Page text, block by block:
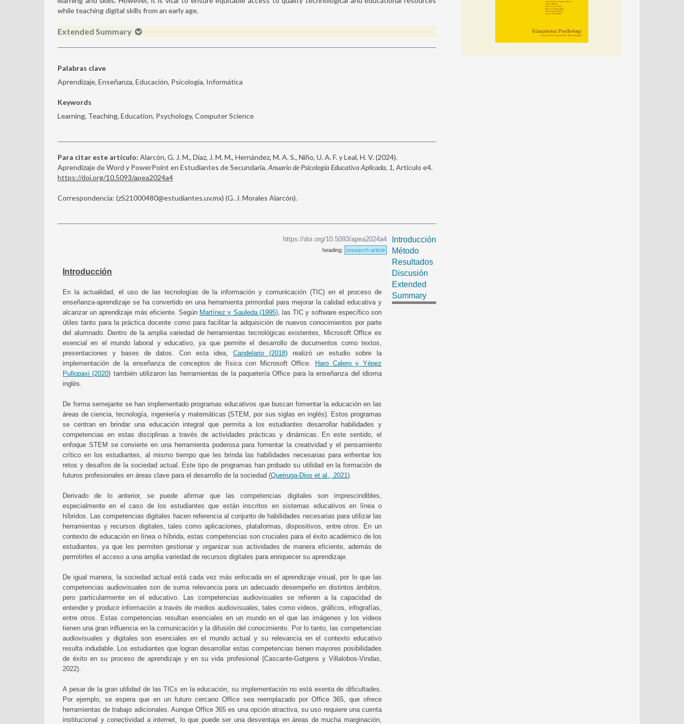
while teaching digital skills from an early age.
Extended Summary
Palabras clave
Aprendizaje, Enseñanza, Educación, Psicología, Informática
Keywords
Learning, Teaching, Education, Psychology, Computer Science
Para citar este artículo: Alarcón, G. J. M., Díaz, J. M. M., Hernández, M. A. S., Niño, U. A. F. y Leal, H. V. (2024).
Aprendizaje de Word y PowerPoint en Estudiantes de Secundaria.Anuario de Psicología Educativa Aplicada, 1, Artículo e4.
https://doi.org/10.5093/apea2024a4
Correspondencia: (zS21000480@estudiantes.uv.mx) (G. J. Morales Alarcón).
https://doi.org/10.5093/apea2024a4
heading: research-article
Introducción
En la actualidad, el uso de las tecnologías de la información y comunicación (TIC) en el proceso de
enseñanza-aprendizaje se ha convertido en una herramienta primordial para mejorar la calidad educativa y
alcanzar un aprendizaje más eficiente. Según Martínez y Sauleda (1995), las TIC y software específico son
útiles tanto para la práctica docente como para facilitar la adquisición de nuevos conocimientos por parte
del alumnado. Dentro de la amplia variedad de herramientas tecnológicas existentes, Microsoft Office es
esencial en el mundo laboral y educativo, ya que permite el desarrollo de documentos como textos,
presentaciones y bases de datos. Con esta idea, Candelario (2018)realizó un estudio sobre la
implementación de la enseñanza de conceptos de física con Microsoft Office.
Haro Calero y Yépez
Pullopaxi (2020) también utilizaron las herramientas de la paquetería Office para la enseñanza del idioma
inglés.
De forma semejante se han implementado programas educativos que buscan fomentar la educación en las
áreas de ciencia, tecnología, ingeniería y matemáticas (STEM, por sus siglas en inglés). Estos programas
se centran en brindar una educación integral que permita a los estudiantes desarrollar habilidades y
competencias en estas disciplinas a través de actividades prácticas y dinámicas. En este sentido, el
enfoque STEM se convierte en una herramienta poderosa para fomentar la creatividad y el pensamiento
crítico en los estudiantes, al mismo tiempo que les brinda las habilidades necesarias para enfrentar los
retos y desafíos de la sociedad actual. Este tipo de programas han probado su utilidad en la formación de
futuros profesionales en áreas clave para el desarrollo de la sociedad (Queiruga-Dios et al., 2021).
Derivado de lo anterior, se puede afirmar que las competencias digitales son imprescindibles,
especialmente en el caso de los estudiantes que están inscritos en sistemas educativos en línea o
híbridos. Las competencias digitales hacen referencia al conjunto de habilidades necesarias para utilizar las
herramientas y recursos digitales, tales como aplicaciones, plataformas, dispositivos, entre otros. En un
contexto de educación en línea o híbrida, estas competencias son cruciales para el éxito académico de los
estudiantes, ya que les permiten gestionar y organizar sus actividades de manera eficiente, además de
permitirles el acceso a una amplia variedad de recursos digitales para enriquecer su aprendizaje.
De igual manera, la sociedad actual está cada vez más enfocada en el aprendizaje visual, por lo que las
competencias audiovisuales son de suma relevancia para un adecuado desempeño en distintos ámbitos,
pero particularmente en el educativo. Las competencias audiovisuales se refieren a la capacidad de
entender y producir información a través de medios audiovisuales, tales como videos, gráficos, infografías,
entre otros. Estas competencias resultan esenciales en un mundo en el que las imágenes y los videos
tienen una gran influencia en la comunicación y la difusión del conocimiento. Por lo tanto, las competencias
audiovisuales y digitales son esenciales en el mundo actual y su relevancia en el contexto educativo
resulta indudable. Los estudiantes que logran desarrollar estas competencias tienen mayores posibilidades
de éxito en su proceso de aprendizaje y en su vida profesional (Cascante-Gatgens y Villalobos-Vindas,
2022).
A pesar de la gran utilidad de las TICs en la educación, su implementación no está exenta de dificultades.
Por ejemplo, se espera que en un futuro cercano Office sea reemplazado por Office 365, que ofrece
herramientas de trabajo adicionales. Aunque Office 365 es una opción atractiva, su uso requiere una cuenta
institucional y conectividad a internet, lo que puede ser una desventaja en áreas de mucha marginación,
Introducción
Método
Resultados
Discusión
Extended
Summary